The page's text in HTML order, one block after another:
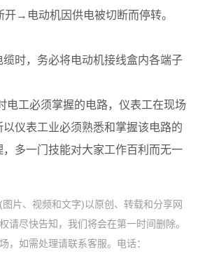
开→电动机因供电被切断而停转。
缆时，务必将电动机接线盒内各端子
电工必须掌握的电路，仪表工在现场
仪表工业必须熟悉和掌握该电路的
多一门技能对大家工作百利而无一
片、视频和文字)以原创、转载和分享网
请尽快告知，我们将会在第一时间删除。
，如需处理请联系客服。电话：